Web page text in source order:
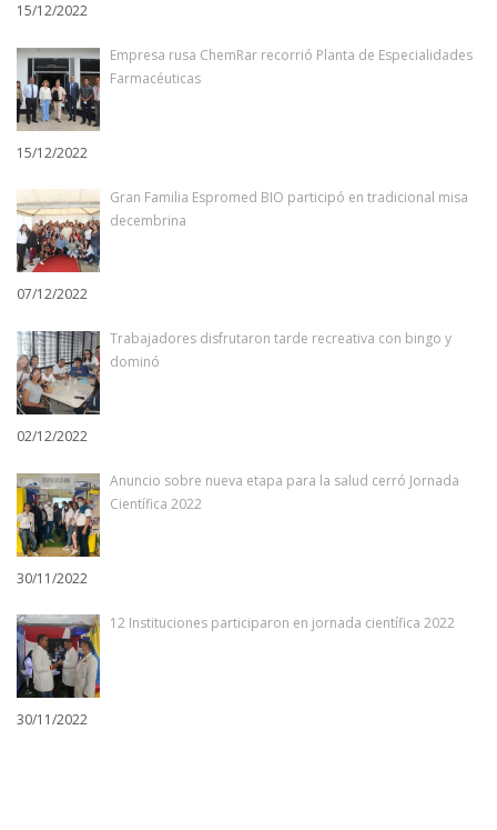
15/12/2022
Empresa rusa ChemRar recorrió Planta de Especialidades
Farmacéuticas
15/12/2022
Gran Familia Espromed BIO participó en tradicional misa
decembrina
07/12/2022
Trabajadores disfrutaron tarde recreativa con bingo y
dominó
02/12/2022
Anuncio sobre nueva etapa para la salud cerró Jornada
Científica 2022
30/11/2022
12 Instituciones participaron en jornada científica 2022
30/11/2022